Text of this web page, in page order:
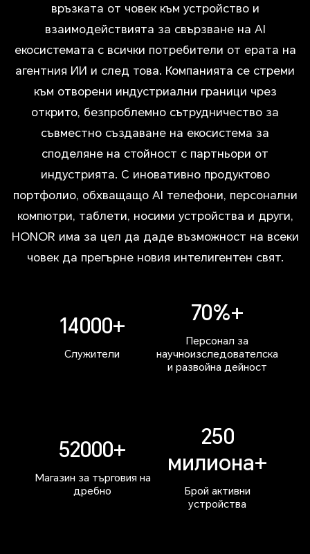
връзката от човек към устройство и
взаимодействията за свързване на AI
екосистемата с всички потребители от ерата на
агентния ИИ и след това. Компанията се стреми
към отворени индустриални граници чрез
открито, безпроблемно сътрудничество за
съвместно създаване на екосистема за
споделяне на стойност с партньори от
индустрията. С иновативно продуктово
портфолио, обхващащо AI телефони, персонални
компютри, таблети, носими устройства и други,
HONOR има за цел да даде възможност на всеки
човек да прегърне новия интелигентен свят.
14000+
Служители
70%+
Персонал за
научноизследователска
и развойна дейност
52000+
Магазин за търговия на
дребно
250
милиона+
Брой активни
устройства